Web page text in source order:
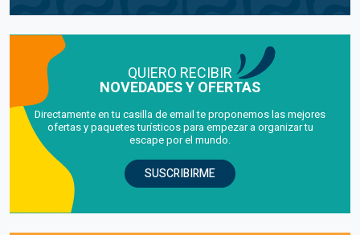
QUIERO RECIBIR
NOVEDADES Y OFERTAS
Directamente en tu casilla de email te proponemos las mejores
ofertas y paquetes turísticos para empezar a organizar tu
escape por el mundo.
SUSCRIBIRME